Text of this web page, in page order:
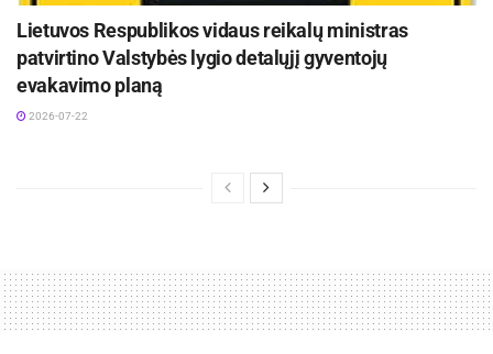
Lietuvos Respublikos vidaus reikalų ministras
patvirtino Valstybės lygio detalųjį gyventojų
evakavimo planą
2026-07-22